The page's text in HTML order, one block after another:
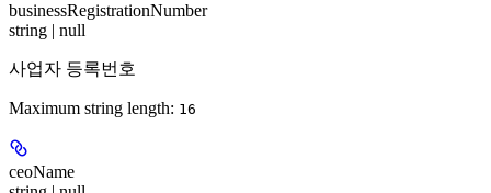
businessRegistrationNumber
string | null
사업자 등록번호
Maximum string length: 16
ceoName